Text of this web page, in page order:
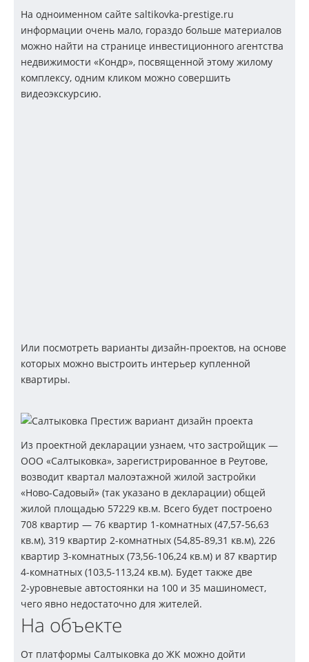
На одноименном сайте saltikovka-prestige.ru
информации очень мало, гораздо больше материалов
можно найти на странице инвестиционного агентства
недвижимости «Кондр», посвященной этому жилому
комплексу, одним кликом можно совершить
видеоэкскурсию.
Или посмотреть варианты дизайн-проектов, на основе
которых можно выстроить интерьер купленной
квартиры.
Из проектной декларации узнаем, что застройщик —
ООО «Салтыковка», зарегистрированное в Реутове,
возводит квартал малоэтажной жилой застройки
«Ново-Садовый» (так указано в декларации) общей
жилой площадью 57229 кв.м. Всего будет построено
708 квартир — 76 квартир 1-комнатных (47,57-56,63
кв.м), 319 квартир 2-комнатных (54,85-89,31 кв.м), 226
квартир 3-комнатных (73,56-106,24 кв.м) и 87 квартир
4-комнатных (103,5-113,24 кв.м). Будет также две
2-уровневые автостоянки на 100 и 35 машиномест,
чего явно недостаточно для жителей.
На объекте
От платформы Салтыковка до ЖК можно дойти